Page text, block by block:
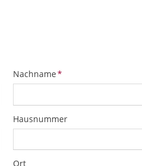
Pflichtfeld
Nachname*
Hausnummer
Ort